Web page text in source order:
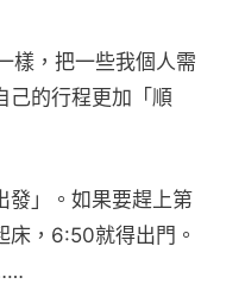
樣，把一些我個人需
己的行程更加「順
發」。如果要趕上第
床，6:50就得出門。